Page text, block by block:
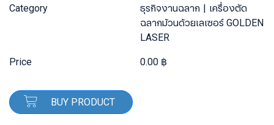
Category
ธุรกิจงานฉลาก
เครื่องตัด
ฉลากม้วนด้วยเลเซอร์ GOLDEN
LASER
Price
0.00 ฿
BUY PRODUCT